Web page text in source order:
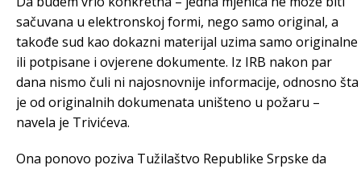
sačuvana u elektronskoj formi, nego samo original, a
takođe sud kao dokazni materijal uzima samo originalne
ili potpisane i ovjerene dokumente. Iz IRB nakon par
dana nismo čuli ni najosnovnije informacije, odnosno šta
je od originalnih dokumenata uništeno u požaru –
navela je Trivićeva.
Ona ponovo poziva Tužilaštvo Republike Srpske da